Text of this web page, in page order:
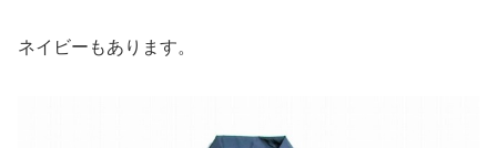
ネイビーもあります。